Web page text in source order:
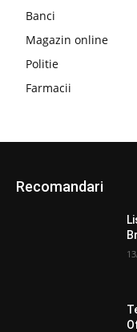
Banci
Magazin online
Politie
Farmacii
Recomandari